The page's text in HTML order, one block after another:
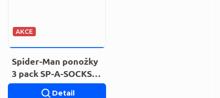
AKCE
Spider-Man ponožky
3 pack SP-A-SOCKS-
126
Detail